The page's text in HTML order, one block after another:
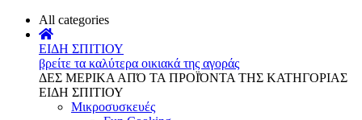
All categories
ΕΙΔΗ ΣΠΙΤΙΟΥ
βρείτε τα καλύτερα οικιακά της αγοράς
ΔΕΣ ΜΕΡΙΚΑ ΑΠΌ ΤΑ ΠΡΟΪΌΝΤΑ ΤΗΣ ΚΑΤΗΓΟΡΙΑΣ
ΕΙΔΗ ΣΠΙΤΙΟΥ
Μικροσυσκευές